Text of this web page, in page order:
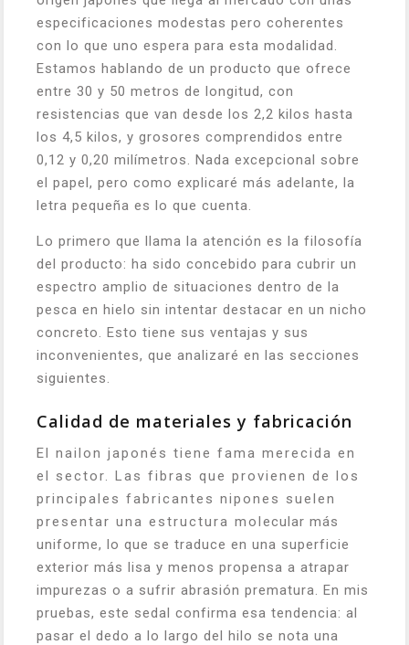
especificaciones modestas pero coherentes
con lo que uno espera para esta modalidad.
Estamos hablando de un producto que ofrece
entre 30 y 50 metros de longitud, con
resistencias que van desde los 2,2 kilos hasta
los 4,5 kilos, y grosores comprendidos entre
0,12 y 0,20 milímetros. Nada excepcional sobre
el papel, pero como explicaré más adelante, la
letra pequeña es lo que cuenta.
Lo primero que llama la atención es la filosofía
del producto: ha sido concebido para cubrir un
espectro amplio de situaciones dentro de la
pesca en hielo sin intentar destacar en un nicho
concreto. Esto tiene sus ventajas y sus
inconvenientes, que analizaré en las secciones
siguientes.
Calidad de materiales y fabricación
El nailon japonés tiene fama merecida en
el sector. Las fibras que provienen de los
principales fabricantes nipones suelen
presentar una estructura molecular más
uniforme, lo que se traduce en una superficie
exterior más lisa y menos propensa a atrapar
impurezas o a sufrir abrasión prematura. En mis
pruebas, este sedal confirma esa tendencia: al
pasar el dedo a lo largo del hilo se nota una